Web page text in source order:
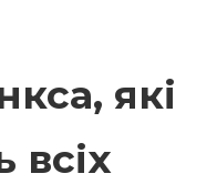
які
всіх